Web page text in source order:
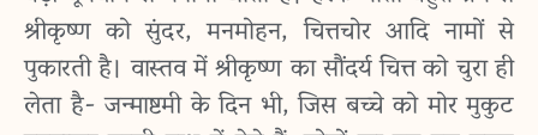
श्रीकृष्ण को सुंदर, मनमोहन, चित्तचोर आदि नामों से
पुकारती है। वास्तव में श्रीकृष्ण का सौंदर्य चित्त को चुरा ही
लेता है- जन्माष्टमी के दिन भी, जिस बच्चे को मोर मुकुट